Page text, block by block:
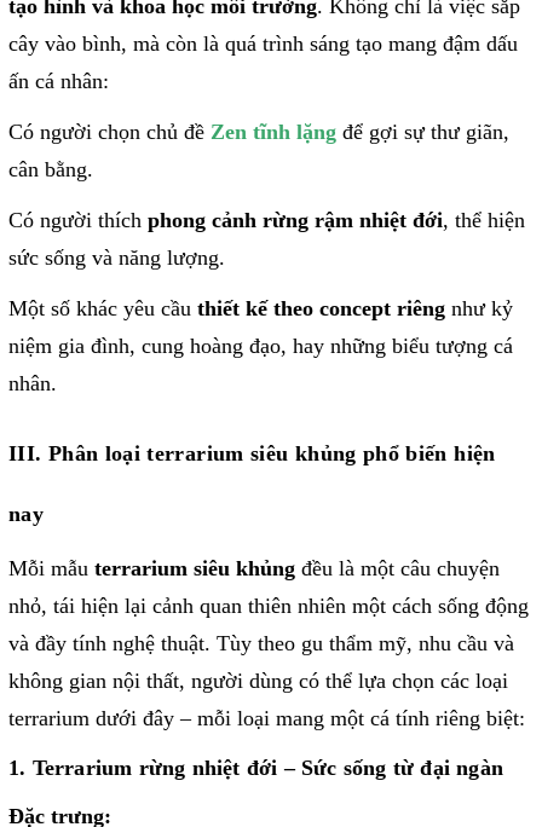
tạo hình và khoa học môi trường. Không chỉ là việc sắp
cây vào bình, mà còn là quá trình sáng tạo mang đậm dấu
ấn cá nhân:
Có người chọn chủ đề Zen tĩnh lặng để gợi sự thư giãn,
cân bằng.
Có người thích phong cảnh rừng rậm nhiệt đới, thể hiện
sức sống và năng lượng.
Một số khác yêu cầu thiết kế theo concept riêng như kỷ
niệm gia đình, cung hoàng đạo, hay những biểu tượng cá
nhân.
III. Phân loại terrarium siêu khủng phổ biến hiện
nay
Mỗi mẫu terrarium siêu khủng đều là một câu chuyện
nhỏ, tái hiện lại cảnh quan thiên nhiên một cách sống động
và đầy tính nghệ thuật. Tùy theo gu thẩm mỹ, nhu cầu và
không gian nội thất, người dùng có thể lựa chọn các loại
terrarium dưới đây – mỗi loại mang một cá tính riêng biệt:
1. Terrarium rừng nhiệt đới – Sức sống từ đại ngàn
Đặc trưng: